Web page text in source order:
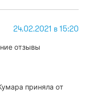
24.02.2021 в 15:20
отзывы
приняла от